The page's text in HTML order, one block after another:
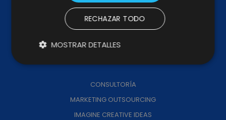
CÓDIGO PROVEEDORES
MEMORIA DE IMPACTO
CONSULTORÍA
MARKETING OUTSOURCING
IMAGINE CREATIVE IDEAS
RECHAZAR TODO
MOSTRAR DETALLES